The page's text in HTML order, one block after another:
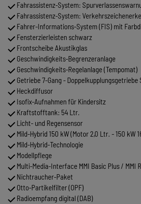
Fahrassistenz-System:
Fahrassistenz-System:
Fahrer-Informations-System (FIS) mit
Fensterzierleisten schwarz
Frontscheibe Akustikglas
Geschwindigkeits-Begrenzeranlage
Geschwindigkeits-Regelanlage (Tempomat)
Getriebe 7-Gang - Doppelkupplungsgetriebe
Heckdiffusor
Isofix-Aufnahmen für Kindersitz
Kraftstofftank: 54 Ltr.
Licht- und Regensensor
Mild-Hybrid 150 kW (Motor 2,0 Ltr. - 150 kW
Mild-Hybrid-Technologie
Modellpflege
Multi-Media-Interface MMI Basic Plus / MMI
Nichtraucher-Paket
Otto-Partikelfilter (OPF)
Radioempfang digital (DAB)